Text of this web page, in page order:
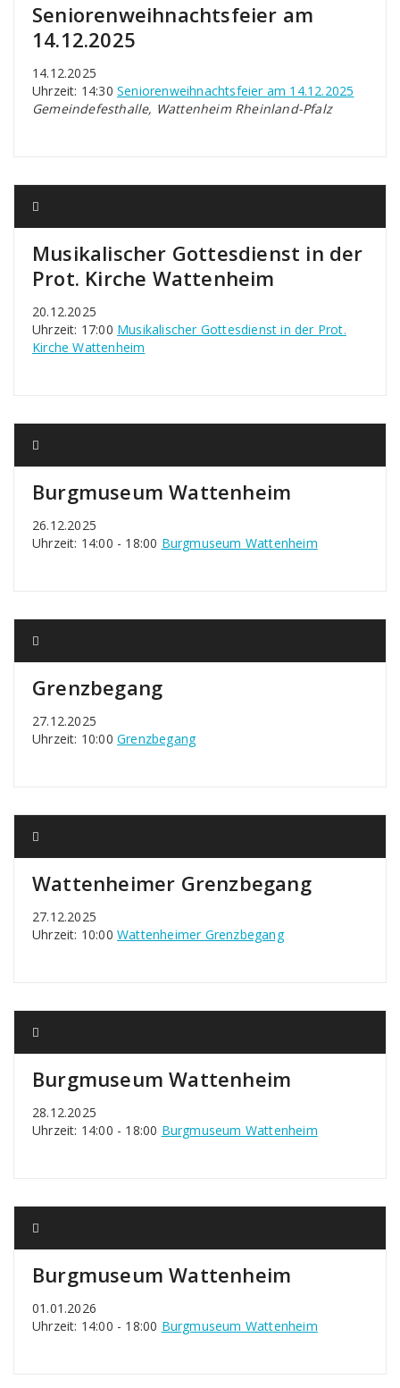
Seniorenweihnachtsfeier am
14.12.2025
14.12.2025
Uhrzeit: 14:30 Seniorenweihnachtsfeier am 14.12.2025
Gemeindefesthalle, Wattenheim Rheinland-Pfalz
Musikalischer Gottesdienst in der
Prot. Kirche Wattenheim
20.12.2025
Uhrzeit: 17:00 Musikalischer Gottesdienst in der Prot.
Kirche Wattenheim
Burgmuseum Wattenheim
26.12.2025
Uhrzeit: 14:00 - 18:00 Burgmuseum Wattenheim
Grenzbegang
27.12.2025
Uhrzeit: 10:00 Grenzbegang
Wattenheimer Grenzbegang
27.12.2025
Uhrzeit: 10:00 Wattenheimer Grenzbegang
Burgmuseum Wattenheim
28.12.2025
Uhrzeit: 14:00 - 18:00 Burgmuseum Wattenheim
Burgmuseum Wattenheim
01.01.2026
Uhrzeit: 14:00 - 18:00 Burgmuseum Wattenheim